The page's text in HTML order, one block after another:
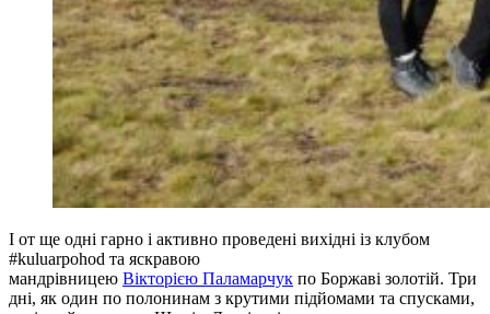
І от ще одні гарно і активно проведені вихідні із клубом
#kuluarpohod та яскравою
мандрівницею Вікторією Паламарчук по Боржаві золотій. Три
дні, як один по полонинам з крутими підйомами та спусками,